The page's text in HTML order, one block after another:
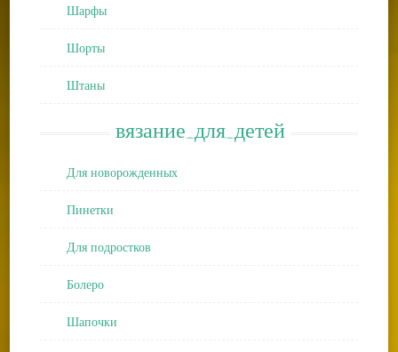
Шарфы
Шорты
Штаны
вязание_для_детей
Для новорожденных
Пинетки
Для подростков
Болеро
Шапочки